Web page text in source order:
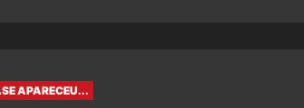
APARECEU...